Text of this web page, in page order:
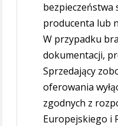
bezpieczeństwa
producenta lub
W przypadku
dokumentacji,
Sprzedający
oferowania
zgodnych z
Europejskiego i